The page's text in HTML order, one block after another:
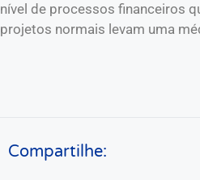
nível de processos financeiros
projetos normais levam uma
Compartilhe: